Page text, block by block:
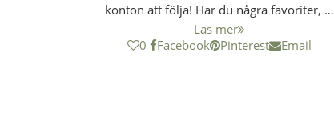
konton att följa! Har du några favoriter, …
Läs mer
0
Facebook Pinterest Email